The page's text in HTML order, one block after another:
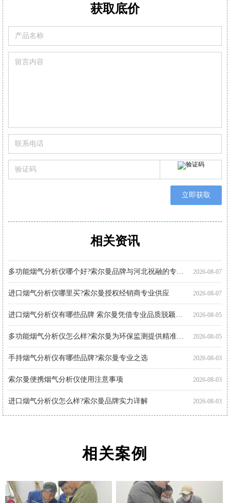
可设置停止气泵，保护CO传感器中毒
立即获取
获取底价
相关资讯
购买便携式烟气分析仪注意事项 索尔曼品质之选
2026-08-07
2026-08-07
进口烟气分析仪哪里买?索尔曼授权经销商专业供应
2026-08-05
2026-08-05
2026-08-03
手持烟气分析仪有哪些品牌?索尔曼专业之选
2026-08-03
索尔曼便携烟气分析仪使用注意事项
2026-08-03
进口烟气分析仪怎么样?索尔曼品牌实力详解
便携烟气分析仪代理厂家优选：河北祝融环境科技
智能烟气分析仪有哪些品牌?索尔曼法国进口实力展现
进口烟气分析仪多少钱?推荐关注索尔曼进口品牌
手持式烟气分析仪哪个好?索尔曼品牌成行业优选
智能烟气分析仪哪个好?索尔曼以专业实力给出答案
索尔曼烟气分析仪使用步骤详解，专业操作指南看这里
烟气分析仪怎么选?进口仪器选购要点科普
手持烟气分析仪厂家代理推荐：索尔曼与河北祝融环境
多功能烟气分析仪使用注意事项：操作指南
相关案例